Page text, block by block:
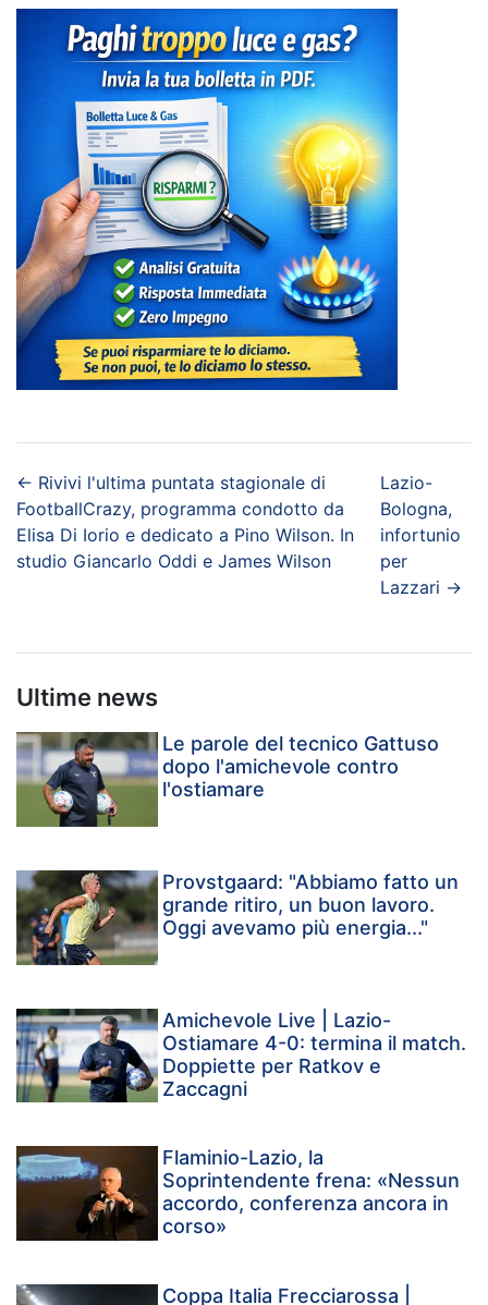
← Rivivi l'ultima puntata stagionale di
FootballCrazy, programma condotto da
Elisa Di Iorio e dedicato a Pino Wilson. In
studio Giancarlo Oddi e James Wilson
Lazio-
Bologna,
infortunio
per
Lazzari →
Ultime news
Le parole del tecnico Gattuso
dopo l'amichevole contro
l'ostiamare
Provstgaard: "Abbiamo fatto un
grande ritiro, un buon lavoro.
Oggi avevamo più energia..."
Amichevole Live | Lazio-
Ostiamare 4-0: termina il match.
Doppiette per Ratkov e
Zaccagni
Flaminio-Lazio, la
Soprintendente frena: «Nessun
accordo, conferenza ancora in
corso»
Coppa Italia Frecciarossa |